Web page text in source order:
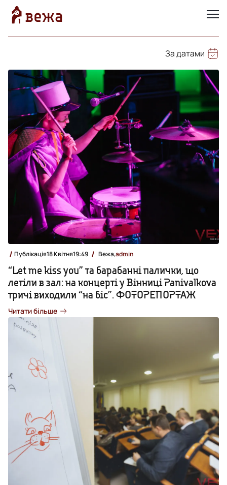
За датами
Публікація18 Квітня19:49 Вежа,admin
“Let me kiss you” та барабанні палички, що
летіли в зал: на концерті у Вінниці Panivalkova
тричі виходили “на біс”. ФОТОРЕПОРТАЖ
Читати більше